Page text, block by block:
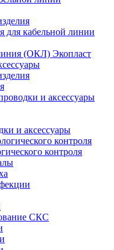
для кабельной линии
(ОКЛ) Экопласт
и аксессуары
и аксессуары
контроля
СКС